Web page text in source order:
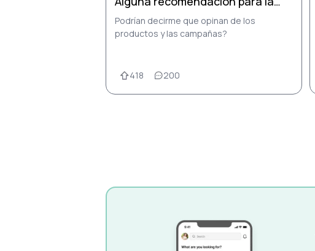
app?
Podrían decirme que opinan de los
productos y las campañas?
418 200